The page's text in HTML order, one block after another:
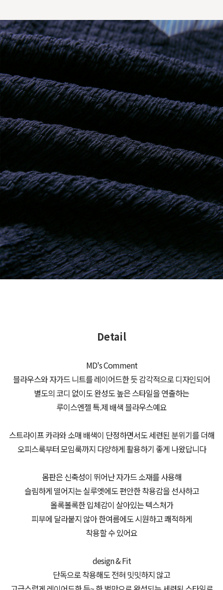
Detail
MD's Comment
블라우스와 자가드 니트를 레이어드한 듯 감각적으로 디자인되어
별도의 코디 없이도 완성도 높은 스타일을 연출하는
루이스엔젤 특.제 배색 블라우스예요
스트라이프 카라와 소매 배색이 단정하면서도 세련된 분위기를 더해
오피스룩부터 모임룩까지 다양하게 활용하기 좋게 나왔답니다
몸판은 신축성이 뛰어난 자가드 소재를 사용해
슬림하게 떨어지는 실루엣에도 편안한 착용감을 선사하고
올록볼록한 입체감이 살아있는 텍스처가
피부에 달라붙지 않아 한여름에도 시원하고 쾌적하게
착용할 수 있어요
design & Fit
단독으로 착용해도 전혀 밋밋하지 않고